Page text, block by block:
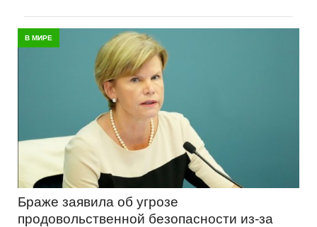
В МИРЕ
Браже заявила об угрозе
продовольственной безопасности из-за